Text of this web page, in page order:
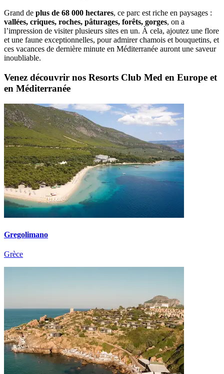
Grand de plus de 68 000 hectares, ce parc est riche en paysages :
vallées, criques, roches, pâturages, forêts, gorges, on a
l’impression de visiter plusieurs sites en un. À cela, ajoutez une flore
et une faune exceptionnelles, pour admirer chamois et bouquetins, et
ces vacances de dernière minute en Méditerranée auront une saveur
inoubliable.
Venez découvrir nos Resorts Club Med en Europe et
en Méditerranée
Gregolimano
Grèce